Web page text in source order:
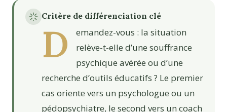
Critère de différenciation clé
D
emandez-vous : la situation
relève-t-elle d’une souffrance
psychique avérée ou d’une
recherche d’outils éducatifs ? Le premier
cas oriente vers un psychologue ou un
pédopsychiatre, le second vers un coach